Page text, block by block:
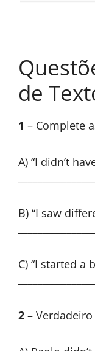
de
1 – Complete
A) “I didn’t
B) “I saw
C) “I started a
2 –